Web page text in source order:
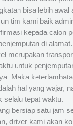
bisa lebih awal
tim kami baik
kepada calon
di alamat.
merupakan
untuk
Maka
hal yang wajar,
selalu tepat waktu.
bersiap satu jam
driver kami akan